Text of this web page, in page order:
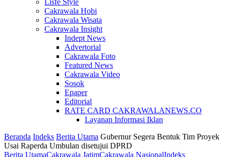
Lisfe Style
Cakrawala Hobi
Cakrawala Wisata
Cakrawala Insight
Indept News
Advertorial
Cakrawala Foto
Featured News
Cakrawala Video
Sosok
Epaper
Editorial
RATE CARD CAKRAWALANEWS.CO
Layanan Informasi Iklan
Beranda Indeks Berita Utama Gubernur Segera Bentuk Tim Proyek
Usai Raperda Umbulan disetujui DPRD
Berita UtamaCakrawala JatimCakrawala NasionalIndeks